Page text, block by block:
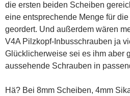
die ersten beiden Scheiben
eine entsprechende Menge für
geordert. Und außerdem wären
V4A Pilzkopf-Inbusschrauben ja
Glücklicherweise sei es ihm aber
aussehende Schrauben in
Hä? Bei 8mm Scheiben, 4mm